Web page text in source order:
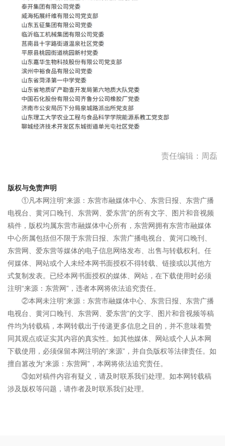
责任编辑：周磊
版权与免责声明
①凡本网注明“来源：东营市融媒体中心、东营日报、东营广播
电视台、黄河口晚刊、东营网、爱东营”的所有文字、图片和音视频
稿件，版权均属东营市融媒体中心所有，东营网拥有东营市融媒体
中心所属包括但不限于东营日报、东营广播电视台、黄河口晚刊、
东营网、爱东营等媒体的电子信息网络发布、出售与转载权利。任
何媒体、网站或个人未经本网书面授权不得转载、链接或以其他方
式复制发表。已经本网书面授权的媒体、网站，在下载使用时必须
注明“来源：东营网”，违者本网将依法追究责任。
②本网未注明“来源：东营市融媒体中心、东营日报、东营广播
电视台、黄河口晚刊、东营网、爱东营”的文字、图片和音视频等稿
件均为转载稿，本网转载出于传递更多信息之目的，并不意味着赞
同其观点或证实其内容的真实性。如其他媒体、网站或个人从本网
下载使用，必须保留本网注明的“来源”，并自负版权等法律责任。如
擅自篡改为“来源：东营网”，本网将依法追究责任。
③如对稿件内容有疑义，请及时联系我们处理。如本网转载稿
涉及版权等问题，请作者及时联系我们处理。